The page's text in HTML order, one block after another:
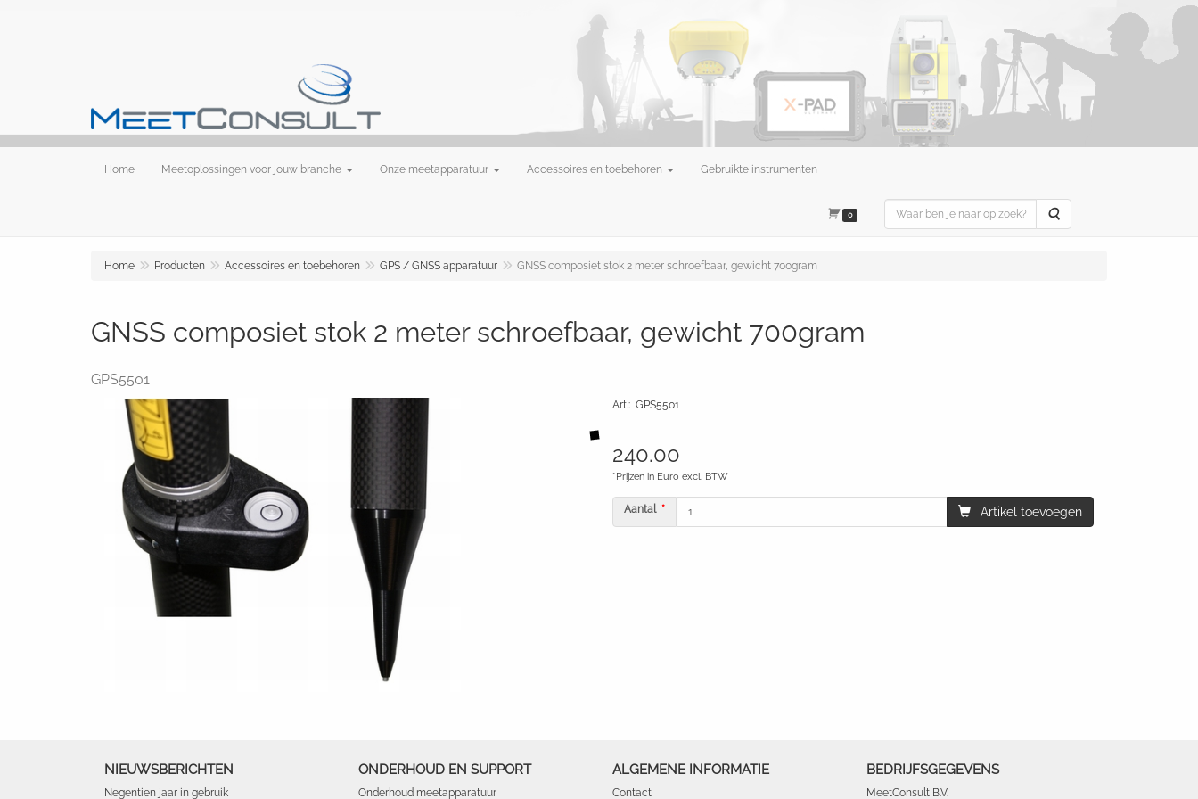
Home Meetoplossingen voor jouw branche Onze meetapparatuur Accessoires en toebehoren Gebruikte instrumenten
0 Zoeken
Home Producten Accessoires en toebehoren GPS / GNSS apparatuur GNSS composiet stok 2 meter schroefbaar, gewicht 700gram
GNSS composiet stok 2 meter schroefbaar, gewicht 700gram
GPS5501
Art.: GPS5501
240.00
*Prijzen in Euro excl. BTW
Aantal Artikel toevoegen
NIEUWSBERICHTEN
Negentien jaar in gebruik
ONDERHOUD EN SUPPORT
Onderhoud meetapparatuur
ALGEMENE INFORMATIE
Contact
BEDRIJFSGEGEVENS
MeetConsult B.V.